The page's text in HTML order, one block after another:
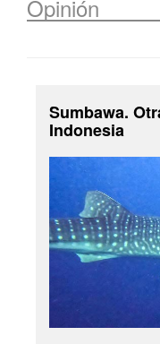
Opinión
Sumbawa.
Indonesia